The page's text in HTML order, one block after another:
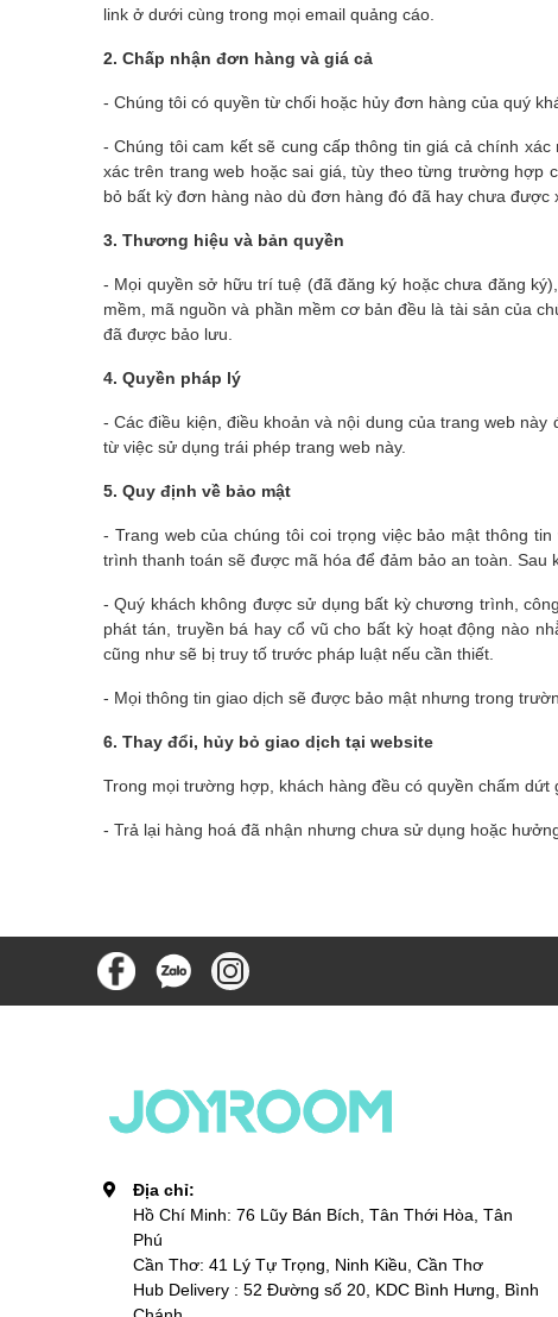
link ở dưới cùng trong mọi email quảng cáo.
2. Chấp nhận đơn hàng và giá cả
- Chúng tôi có quyền từ chối hoặc hủy đơn hàng của quý
- Chúng tôi cam kết sẽ cung cấp thông tin giá cả chính
xác trên trang web hoặc sai giá, tùy theo từng trường hợp
bỏ bất kỳ đơn hàng nào dù đơn hàng đó đã hay chưa được
3. Thương hiệu và bản quyền
- Mọi quyền sở hữu trí tuệ (đã đăng ký hoặc chưa đăng
mềm, mã nguồn và phần mềm cơ bản đều là tài sản của
đã được bảo lưu.
4. Quyền pháp lý
- Các điều kiện, điều khoản và nội dung của trang web
từ việc sử dụng trái phép trang web này.
5. Quy định về bảo mật
- Trang web của chúng tôi coi trọng việc bảo mật thông
trình thanh toán sẽ được mã hóa để đảm bảo an toàn. Sau
- Quý khách không được sử dụng bất kỳ chương trình,
phát tán, truyền bá hay cổ vũ cho bất kỳ hoạt động nào
cũng như sẽ bị truy tố trước pháp luật nếu cần thiết.
- Mọi thông tin giao dịch sẽ được bảo mật nhưng trong
6. Thay đổi, hủy bỏ giao dịch tại website
Trong mọi trường hợp, khách hàng đều có quyền chấm
- Trả lại hàng hoá đã nhận nhưng chưa sử dụng hoặc
Địa chỉ:
Hồ Chí Minh: 76 Lũy Bán Bích, Tân Thới Hòa, Tân
Phú
Cần Thơ: 41 Lý Tự Trọng, Ninh Kiều, Cần Thơ
Hub Delivery : 52 Đường số 20, KDC Bình Hưng, Bình